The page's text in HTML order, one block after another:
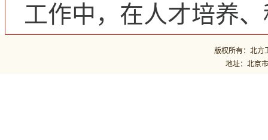
工作中，在人才培养
版权所有：北方
地址：北京